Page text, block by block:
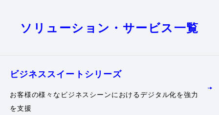
ソリューション・サービス一覧
ビジネススイート シリーズ
お客様の様々なビジネスシーンにおけるデジタル化を強力
を支援